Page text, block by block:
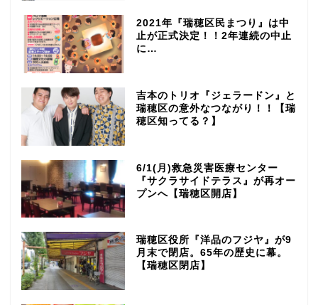
2021年『瑞穂区民まつり』は中
止が正式決定！！2年連続の中止
に…
吉本のトリオ『ジェラードン』と
瑞穂区の意外なつながり！！【瑞
穂区知ってる？】
6/1(月)救急災害医療センター
『サクラサイドテラス』が再オー
プンへ【瑞穂区開店】
瑞穂区役所『洋品のフジヤ』が9
月末で閉店。65年の歴史に幕。
【瑞穂区閉店】